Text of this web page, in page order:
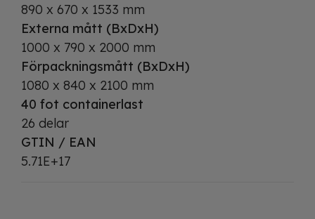
890 x 670 x 1533 mm
Externa mått (BxDxH)
1000 x 790 x 2000 mm
Förpackningsmått (BxDxH)
1080 x 840 x 2100 mm
40 fot containerlast
26 delar
GTIN / EAN
5.71E+17